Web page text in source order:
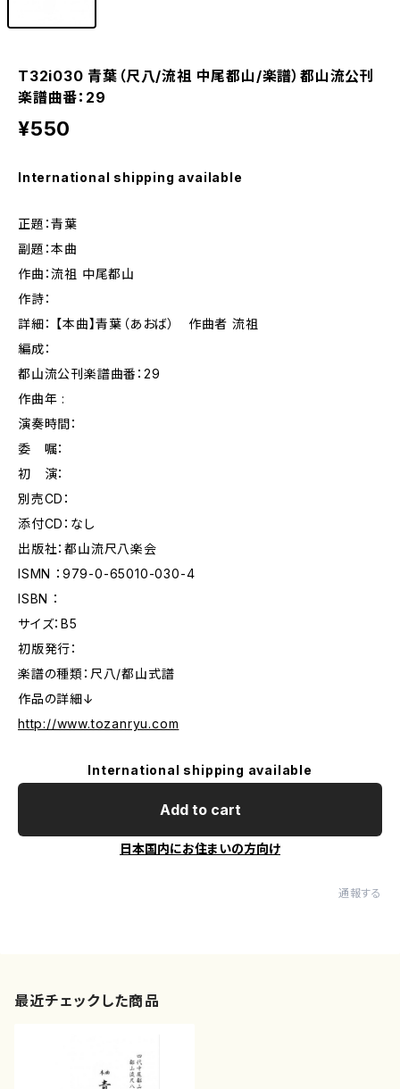
T32i030 青葉（尺八/流祖 中尾都山/楽譜）都山流公刊
楽譜曲番：29
¥550
International shipping available
正題：青葉
副題：本曲
作曲：流祖 中尾都山
作詩：
詳細： 【本曲】青葉（あおば） 作曲者 流祖
編成：
都山流公刊楽譜曲番：29
作曲年 :
演奏時間：
委 嘱：
初 演：
別売CD：
添付CD：なし
出版社：都山流尺八楽会
ISMN ：979-0-65010-030-4
ISBN ：
サイズ：B5
初版発行：
楽譜の種類：尺八/都山式譜
作品の詳細↓
http://www.tozanryu.com
International shipping available
Add to cart
日本国内にお住まいの方向け
通報する
最近チェックした商品